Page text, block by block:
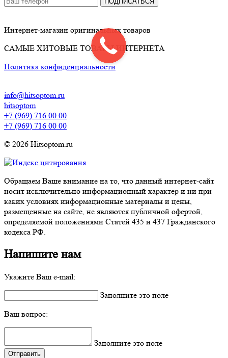
Интернет-магазин оригинальных товаров
САМЫЕ ХИТОВЫЕ ТОВАРЫ ИНТЕРНЕТА
Политика конфиденциальности
info@hitsoptom.ru
hitsoptom
+7 (969) 716 00 00
+7 (969) 716 00 00
© 2026 Hitsoptom.ru
Обращаем Ваше внимание на то, что данный интернет-сайт
носит исключительно информационный характер и ни при
каких условиях информационные материалы и цены,
размещенные на сайте, не являются публичной офертой,
определяемой положениями Статей 435 и 437 Гражданского
кодекса РФ.
Напишите нам
Укажите Ваш e-mail:
Заполните это поле
Ваш вопрос:
Заполните это поле